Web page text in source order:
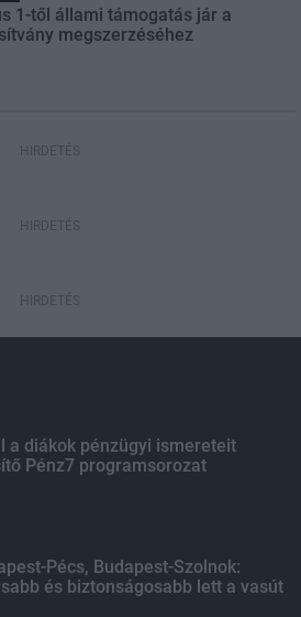
1-től állami támogatás jár a
megszerzéséhez
HIRDETÉS
HIRDETÉS
HIRDETÉS
a diákok pénzügyi ismereteit
Pénz7 programsorozat
Pécs, Budapest-Szolnok:
és biztonságosabb lett a vasút